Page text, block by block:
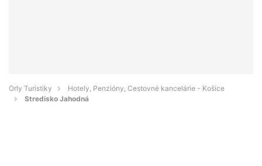
Orly Turistiky
Hotely, Penzióny, Cestovné kancelárie - Košice
Stredisko Jahodná